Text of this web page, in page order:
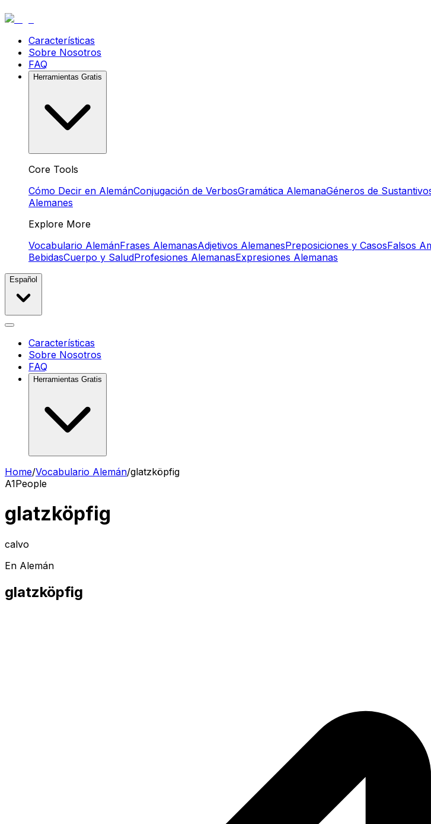
Características
Sobre Nosotros
FAQ
Herramientas Gratis
Core Tools
Cómo Decir en AlemánConjugación de VerbosGramática AlemanaGéneros de
Alemanes
Explore More
Vocabulario AlemánFrases AlemanasAdjetivos AlemanesPreposiciones y CasosFalsos
BebidasCuerpo y SaludProfesiones AlemanasExpresiones Alemanas
Español
Características
Sobre Nosotros
FAQ
Herramientas Gratis
Home/Vocabulario Alemán/glatzköpfig
A1People
glatzköpfig
calvo
En Alemán
glatzköpfig